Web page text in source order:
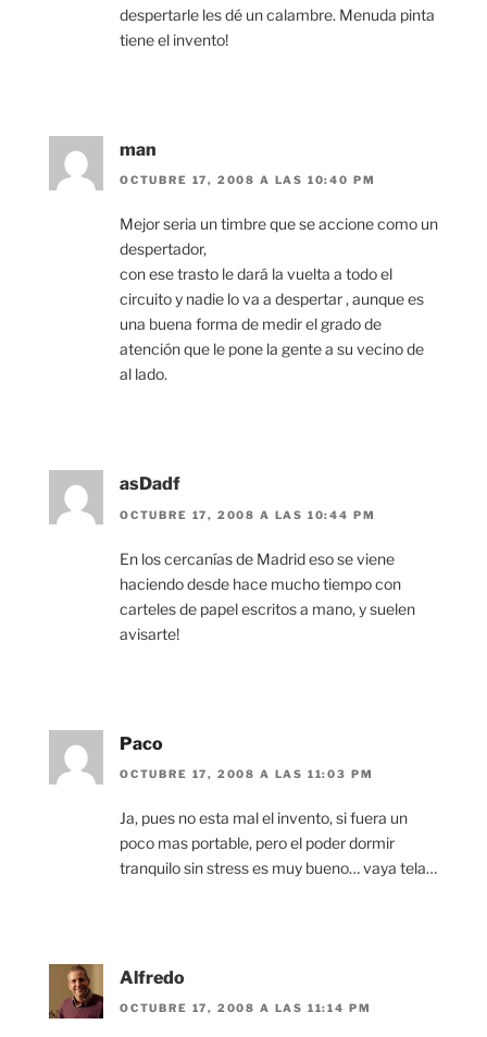
despertarle les dé un calambre. Menuda pinta
tiene el invento!
man
OCTUBRE 17, 2008 A LAS 10:40 PM
Mejor seria un timbre que se accione como un
despertador,
con ese trasto le dará la vuelta a todo el
circuito y nadie lo va a despertar , aunque es
una buena forma de medir el grado de
atención que le pone la gente a su vecino de
al lado.
asDadf
OCTUBRE 17, 2008 A LAS 10:44 PM
En los cercanías de Madrid eso se viene
haciendo desde hace mucho tiempo con
carteles de papel escritos a mano, y suelen
avisarte!
Paco
OCTUBRE 17, 2008 A LAS 11:03 PM
Ja, pues no esta mal el invento, si fuera un
poco mas portable, pero el poder dormir
tranquilo sin stress es muy bueno… vaya tela…
Alfredo
OCTUBRE 17, 2008 A LAS 11:14 PM